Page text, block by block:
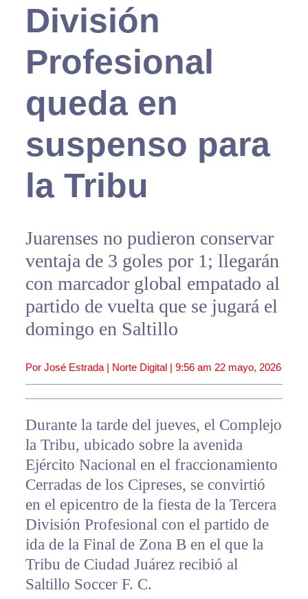
División
Profesional
queda en
suspenso para
la Tribu
Juarenses no pudieron conservar
ventaja de 3 goles por 1; llegarán
con marcador global empatado al
partido de vuelta que se jugará el
domingo en Saltillo
Por José Estrada | Norte Digital | 9:56 am 22 mayo, 2026
Durante la tarde del jueves, el Complejo
la Tribu, ubicado sobre la avenida
Ejército Nacional en el fraccionamiento
Cerradas de los Cipreses, se convirtió
en el epicentro de la fiesta de la Tercera
División Profesional con el partido de
ida de la Final de Zona B en el que la
Tribu de Ciudad Juárez recibió al
Saltillo Soccer F. C.